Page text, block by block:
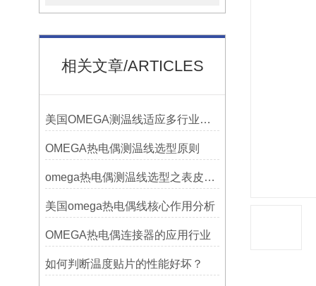
相关文章/ARTICLES
美国OMEGA测温线适应多行业需求
OMEGA热电偶测温线选型原则
omega热电偶测温线选型之表皮绝缘耐温
美国omega热电偶线核心作用分析
OMEGA热电偶连接器的应用行业
如何判断温度贴片的性能好坏？